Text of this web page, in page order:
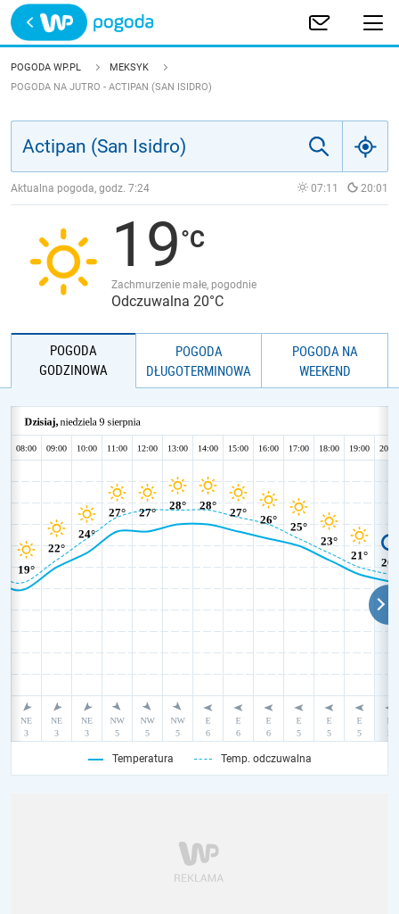
Trwa ładowanie
POLSKA
JAKOŚĆ POWIETRZA
POGODA WP.PL
MEKSYK
POGODA NA JUTRO - ACTIPAN (SAN ISIDRO)
Aktualna pogoda, godz. 7:24 07:11 20:01
19
Zachmurzenie małe, pogodnie
Odczuwalna 20°C
POGODA
GODZINOWA
POGODA
DŁUGOTERMINOWA
POGODA NA
WEEKEND
Temperatura Temp. odczuwalna